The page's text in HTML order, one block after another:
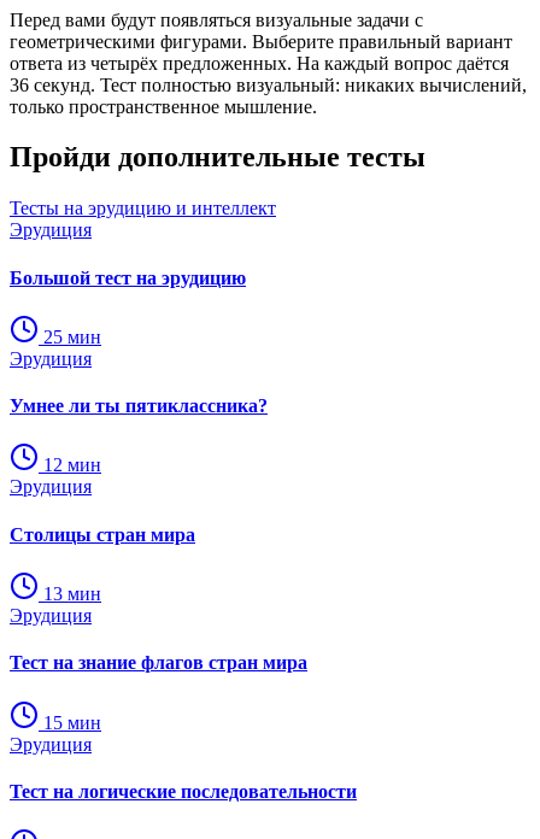
Перед вами будут появляться визуальные задачи с
геометрическими фигурами. Выберите правильный вариант
ответа из четырёх предложенных. На каждый вопрос даётся
36 секунд. Тест полностью визуальный: никаких вычислений,
только пространственное мышление.
Пройди дополнительные тесты
Тесты на эрудицию и интеллект
Эрудиция
Большой тест на эрудицию
25 мин
Эрудиция
Умнее ли ты пятиклассника?
12 мин
Эрудиция
Столицы стран мира
13 мин
Эрудиция
Тест на знание флагов стран мира
15 мин
Эрудиция
Тест на логические последовательности